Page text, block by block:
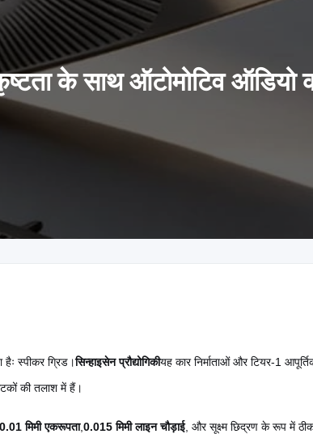
के साथ ऑटोमोटिव ऑडियो
हैः स्पीकर ग्रिड।सिन्हाइसेन प्रौद्योगिकीयह कार निर्माताओं और टियर-1
की तलाश में हैं।
मिमी एकरूपता,0.015 मिमी लाइन चौड़ाई, और सूक्ष्म छिद्रण के रूप में